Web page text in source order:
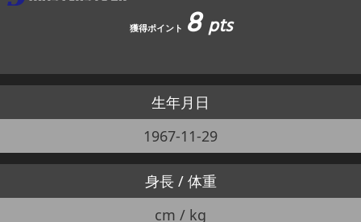
獲得ポイント 8pts
生年月日
1967-11-29
身長 / 体重
cm / kg